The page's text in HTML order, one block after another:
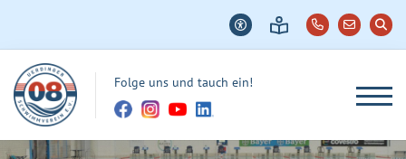
Folge uns und tauch ein!